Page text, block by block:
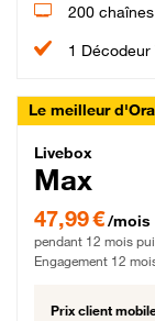
200
1 Décodeur
Le meilleur
Livebox
Livebox
Max
47,99 € par mois
47,99 €/mois
pendant 12 mois
Engagement 12
Prix client